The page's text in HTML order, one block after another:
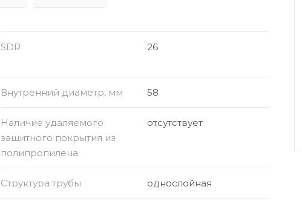
SDR 26
Внутренний диаметр, мм 58
Наличие удаляемого
защитного покрытия из
полипропилена
отсутствует
Структура трубы однослойная